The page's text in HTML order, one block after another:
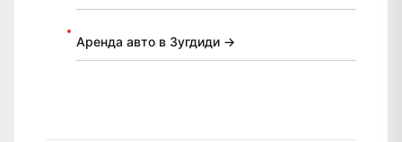
Аренда авто в Зугдиди →